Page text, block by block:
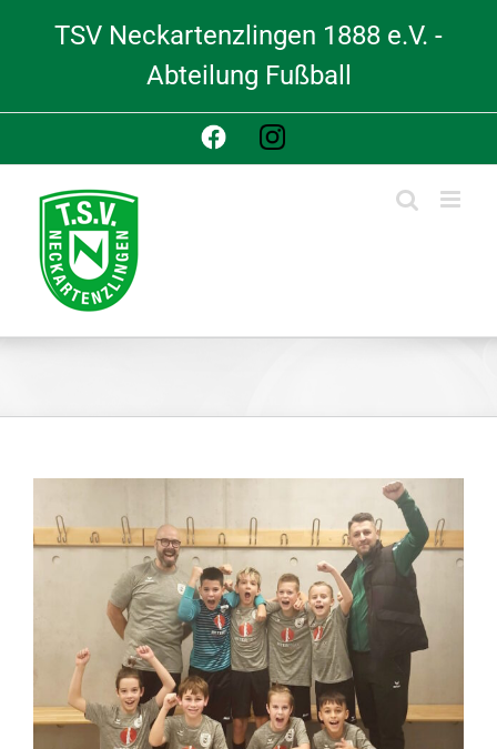
TSV Neckartenzlingen 1888 e.V. -
Abteilung Fußball
FacebookInstagram
Image